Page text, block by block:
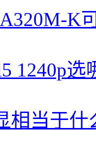
K
1240p选
相当于什